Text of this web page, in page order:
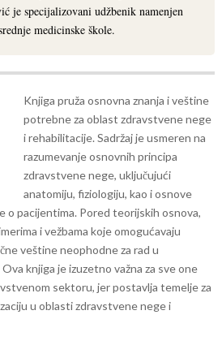
je specijalizovani udžbenik namenjen
medicinske škole.
Knjiga pruža osnovna znanja i veštine
potrebne za oblast zdravstvene nege
i rehabilitacije. Sadržaj je usmeren na
razumevanje osnovnih principa
zdravstvene nege, uključujući
anatomiju, fiziologiju, kao i osnove
o pacijentima. Pored teorijskih osnova,
i vežbama koje omogućavaju
veštine neophodne za rad u
knjiga je izuzetno važna za sve one
sektoru, jer postavlja temelje za
u oblasti zdravstvene nege i